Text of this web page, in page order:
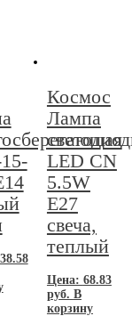
Космос
Лампа
LED CN
5.5W
E27
свеча,
теплый
Цена: 68.83
руб. В
корзину